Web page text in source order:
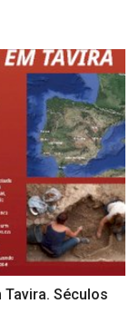
Séculos